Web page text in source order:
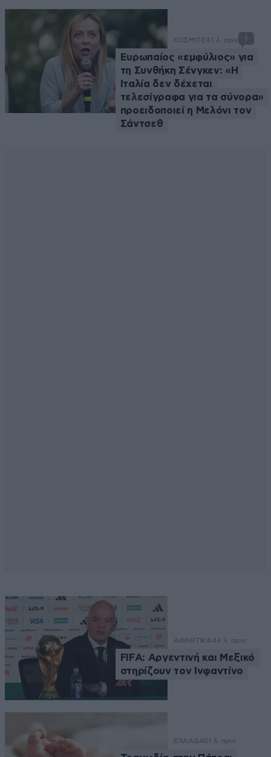
ΚΟΣΜΟΣ41 λ. πριν 1
Ευρωπαίος «εμφύλιος» για
τη Συνθήκη Σένγκεν: «Η
Ιταλία δεν δέχεται
τελεσίγραφα για τα σύνορα»
προειδοποιεί η Μελόνι τον
Σάντσεθ
ΑΘΛΗΤΙΚΑ44 λ. πριν
FIFA: Αργεντινή και Μεξικό
στηρίζουν τον Ινφαντίνο
ΕΛΛΑΔΑ51 λ. πριν